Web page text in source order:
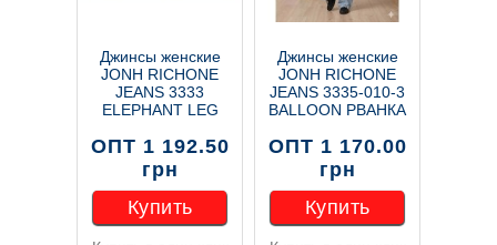
Джинсы женские
JONH RICHONE
JEANS 3333
ELEPHANT LEG
ОПТ 1 192.50
грн
Купить
Джинсы женские
JONH RICHONE
JEANS 3335-010-3
BALLOON РВАНКА
ОПТ 1 170.00
грн
Купить